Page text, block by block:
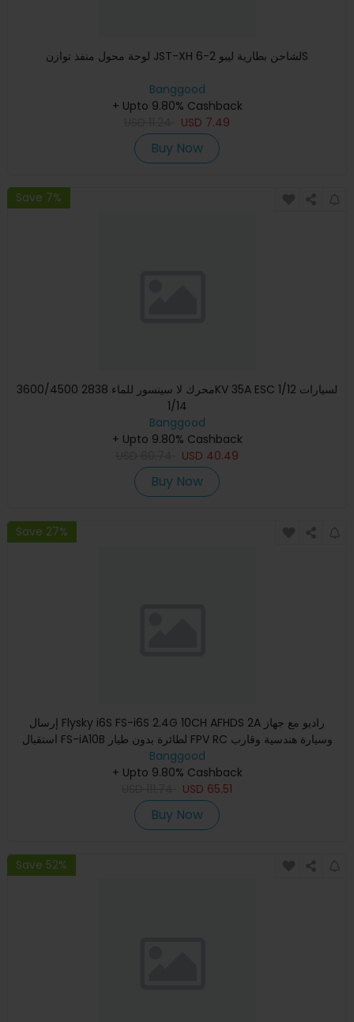
لوحة محول منفذ توازن JST-XH لشاحن بطارية ليبو 2-6S
Banggood
+ Upto 9.80% Cashback
USD 7.49
Buy Now
Save 7%
محرك لا سينسور للماء 2838 3600/4500KV 35A ESC لسيارات 1/12
1/14
Banggood
+ Upto 9.80% Cashback
USD 40.49
Buy Now
Save 27%
إرسال Flysky i6S FS-i6S 2.4G 10CH AFHDS 2A راديو مع جهاز
استقبال FS-iA10B لطائرة بدون طيار FPV RC وسيارة هندسية وقارب
ور
Banggood
+ Upto 9.80% Cashback
USD 65.51
Buy Now
Save 52%